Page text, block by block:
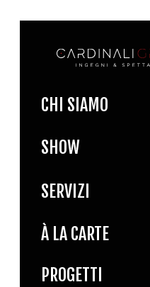
CHI SIAMO
SHOW
SERVIZI
À LA CARTE
PROGETTI